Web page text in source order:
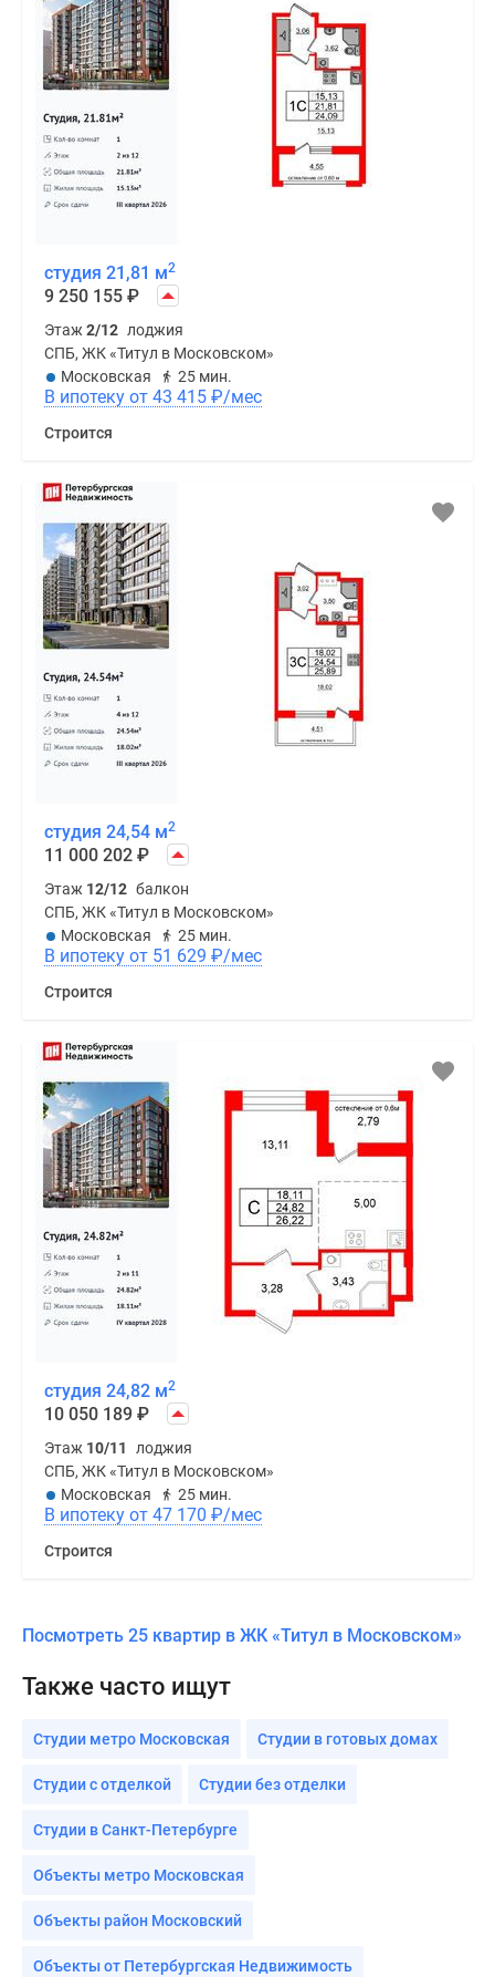
студия 21,81 м2
9 250 155 ₽
Этаж2/12 лоджия
СПБ, ЖК «Титул в Московском»
Московская
25 мин.
В ипотеку от 43 415 ₽/мес
Строится
студия 24,54 м2
11 000 202 ₽
Этаж 12/12 балкон
СПБ, ЖК «Титул в Московском»
Московская
25 мин.
В ипотеку от 51 629 ₽/мес
Строится
студия 24,82 м2
10 050 189 ₽
Этаж 10/11
лоджия
СПБ, ЖК «Титул в Московском»
Московская
25 мин.
В ипотеку от 47 170 ₽/мес
Строится
Посмотреть 25 квартир в ЖК «Титул в Московском»
Также часто ищут
Студии метро Московская Студии в готовых домах
Студии с отделкой Студии без отделки
Студии в Санкт-Петербурге
Объекты метро Московская
Объекты район Московский
Объекты от Петербургская Недвижимость